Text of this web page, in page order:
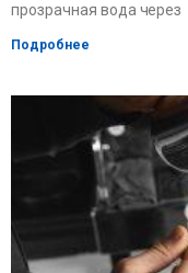
прозрачная вода через
Подробнее